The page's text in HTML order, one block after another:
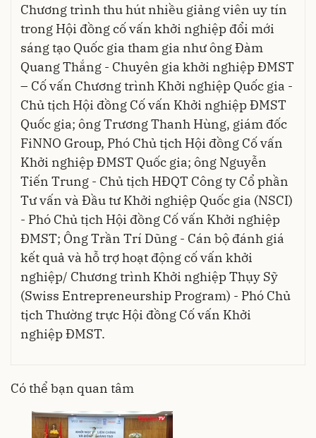
Chương trình thu hút nhiều giảng viên uy tín
trong Hội đồng cố vấn khởi nghiệp đổi mới
sáng tạoQuốc gia tham gia như ông Đàm
Quang Thắng - Chuyên gia khởi nghiệp ĐMST
– Cố vấn Chương trình Khởi nghiệp Quốc gia -
Chủ tịch Hội đồng Cố vấn Khởi nghiệp ĐMST
Quốc gia; ông Trương Thanh Hùng, giám đốc
FiNNO Group, Phó Chủ tịch Hội đồng Cố vấn
Khởi nghiệp ĐMST Quốc gia; ông Nguyễn
Tiến Trung - Chủ tịch HĐQT Công ty Cổ phần
Tư vấn và Đầu tư Khởi nghiệp Quốc gia (NSCI)
- Phó Chủ tịch Hội đồng Cố vấn Khởi nghiệp
ĐMST; Ông Trần Trí Dũng - Cán bộ đánh giá
kết quả và hỗ trợ hoạt động cố vấn khởi
nghiệp/ Chương trình Khởi nghiệp Thụy Sỹ
(Swiss Entrepreneurship Program) - Phó Chủ
tịch Thường trực Hội đồng Cố vấn Khởi
nghiệp ĐMST.
Có thể bạn quan tâm